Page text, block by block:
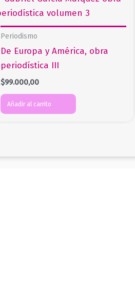
Periodismo
De Europa y América, obra
periodística III
$99.000,00
Añadir al carrito